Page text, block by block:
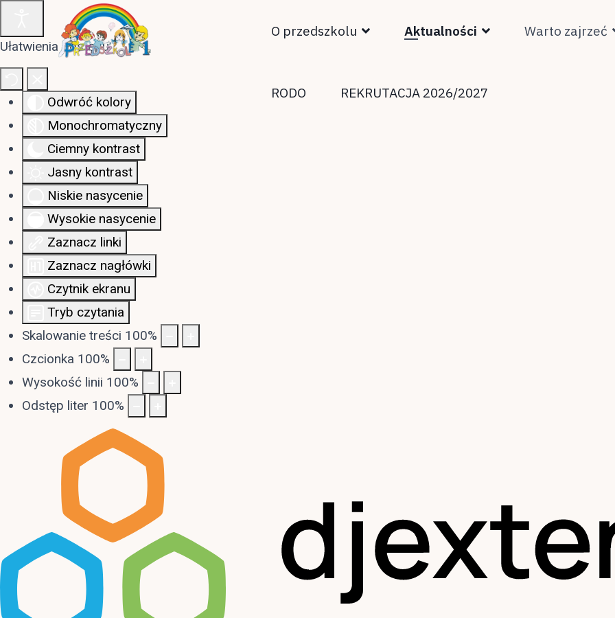
Ułatwienia dostępu
Odwróć kolory
Monochromatyczny
Ciemny kontrast
Jasny kontrast
Niskie nasycenie
Wysokie nasycenie
Zaznacz linki
Zaznacz nagłówki
Czytnik ekranu
Tryb czytania
Skalowanie treści 100%
Czcionka 100%
Wysokość linii 100%
Odstęp liter 100%
O przedszkolu Aktualności Warto zajrzeć
RODO REKRUTACJA 2026/2027